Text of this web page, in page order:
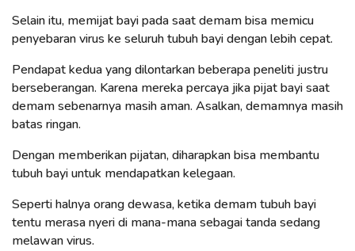
Selain itu, memijat bayi pada saat demam bisa memicu
penyebaran virus ke seluruh tubuh bayi dengan lebih cepat.
Pendapat kedua yang dilontarkan beberapa peneliti justru
berseberangan. Karena mereka percaya jika pijat bayi saat
demam sebenarnya masih aman. Asalkan, demamnya masih
batas ringan.
Dengan memberikan pijatan, diharapkan bisa membantu
tubuh bayi untuk mendapatkan kelegaan.
Seperti halnya orang dewasa, ketika demam tubuh bayi
tentu merasa nyeri di mana-mana sebagai tanda sedang
melawan virus.